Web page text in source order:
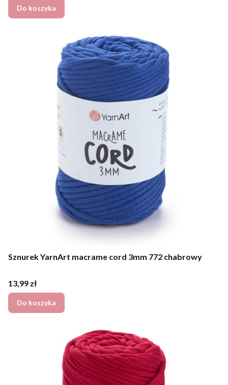
Do koszyka
Sznurek YarnArt macrame cord 3mm 772 chabrowy
Cena
13,99 zł
Do koszyka